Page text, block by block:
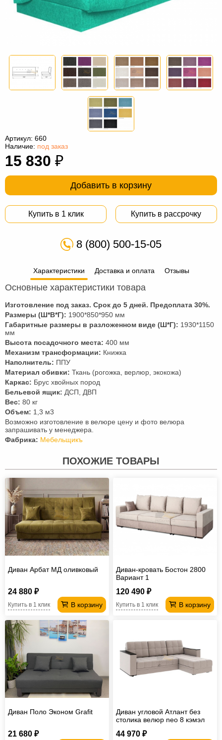
компьютер
для
ванной
Мебель
трансформер
Матрасы
Кресла-
ротанга
мебель
Косметологическое
оборудование
Артикул: 660
Наличие: под заказ
15 830 ₽
Добавить в корзину
Купить в 1 клик Купить в рассрочку
8 (800) 500-15-05
Характеристики Доставка и оплата Отзывы
Основные характеристики товара
Изготовление под заказ. Срок до 5 дней. Предоплата 30%.
Размеры (Ш*В*Г): 1900*850*950 мм
Габаритные размеры в разложенном виде (Ш*Г): 1930*1150
мм
Высота посадочного места: 400 мм
Механизм трансформации: Книжка
Наполнитель: ППУ
Материал обивки: Ткань (рогожка, верлюр, экокожа)
Каркас: Брус хвойных пород
Бельевой ящик: ДСП, ДВП
Вес: 80 кг
Объем: 1,3 м3
Возможно изготовление в велюре цену и фото велюра
запрашивать у менеджера.
Фабрика: Мебельщикъ
ПОХОЖИЕ ТОВАРЫ
Диван Арбат МД оливковый
24 880 ₽
В корзину
Купить в 1 клик
Диван-кровать Бостон 2800
Вариант 1
120 490 ₽
В корзину
Купить в 1 клик
Диван Поло Эконом Grafit
21 680 ₽
Диван угловой Атлант без
столика велюр neo 8 кэмэл
44 970 ₽